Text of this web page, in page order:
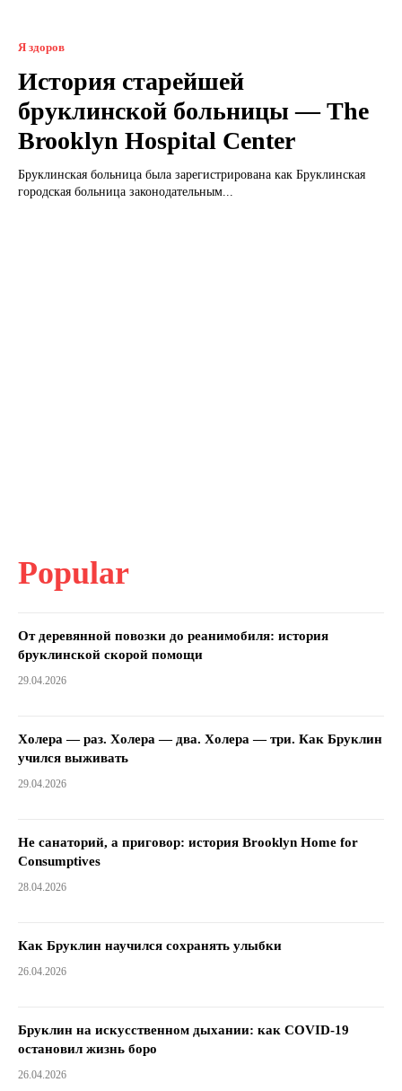
Я здоров
История старейшей
бруклинской больницы — The
Brooklyn Hospital Center
Бруклинская больница была зарегистрирована как Бруклинская
городская больница законодательным...
Popular
От деревянной повозки до реанимобиля: история
бруклинской скорой помощи
29.04.2026
Холера — раз. Холера — два. Холера — три. Как Бруклин
учился выживать
29.04.2026
Не санаторий, а приговор: история Brooklyn Home for
Consumptives
28.04.2026
Как Бруклин научился сохранять улыбки
26.04.2026
Бруклин на искусственном дыхании: как COVID-19
остановил жизнь боро
26.04.2026